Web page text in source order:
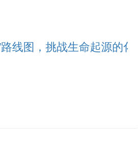
线图，挑战生命起源的